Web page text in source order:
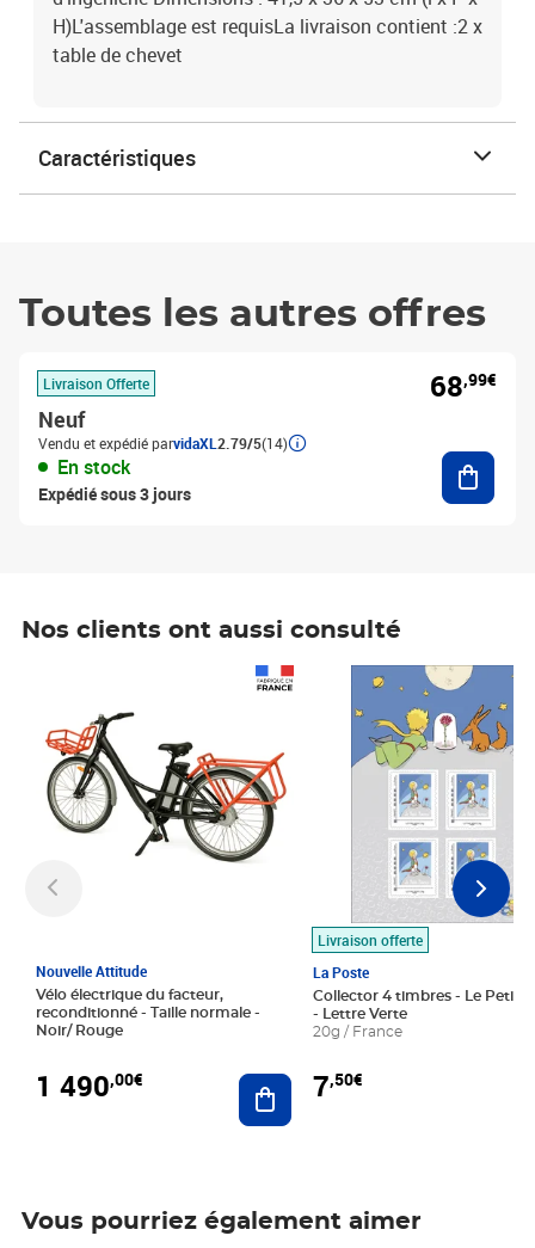
H)L'assemblage est requisLa livraison contient :2 x
table de chevet
Caractéristiques
Toutes les autres offres
Livraison Offerte
Neuf
Vendu et expédié parvidaXL 2.79/5(14)
En stock
Expédié sous 3 jours
68,99€
Nos clients ont aussi consulté
Nouvelle Attitude
Vélo électrique du facteur,
reconditionné - Taille normale -
Noir/ Rouge
1 490,00€ Ajouter au panier
Livraison offerte
La Poste
Collector 4 timbres - Le Petit
- Lettre Verte
20g / France
7,50€
Prix 7,50€
Vous pourriez également aimer